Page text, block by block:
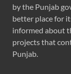
by the Punjab
better place for
informed about
projects that
Punjab.